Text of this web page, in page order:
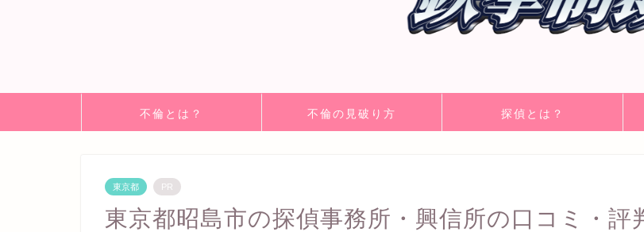
不倫とは？ 不倫の見破り方 探偵とは？
東京都 PR
東京都昭島市の探偵事務所・興信所の口コミ・評